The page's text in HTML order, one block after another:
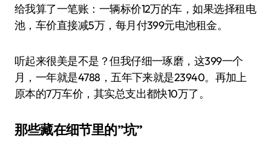
给我算了一笔账：一辆标价12万的车，如果选择租电
池，车价直接减5万，每月付399元电池租金。
听起来很美是不是？但我仔细一琢磨，这399一个
月，一年就是4788，五年下来就是23940。再加上
原本的7万车价，其实总支出都快10万了。
那些藏在细节里的”坑”